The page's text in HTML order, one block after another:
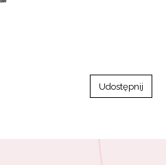
Udostępnij